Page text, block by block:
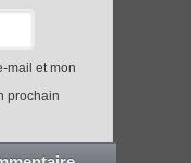
mail et mon
prochain